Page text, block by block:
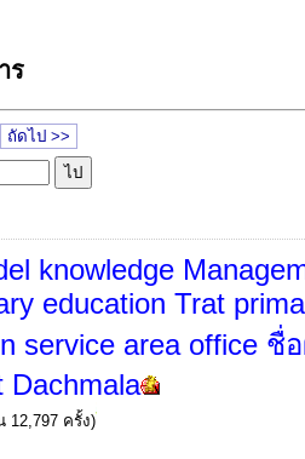
ร
ถัดไป >>
knowledge
education Trat
service area office ชื่
Dachmala
12,797 ครั้ง)